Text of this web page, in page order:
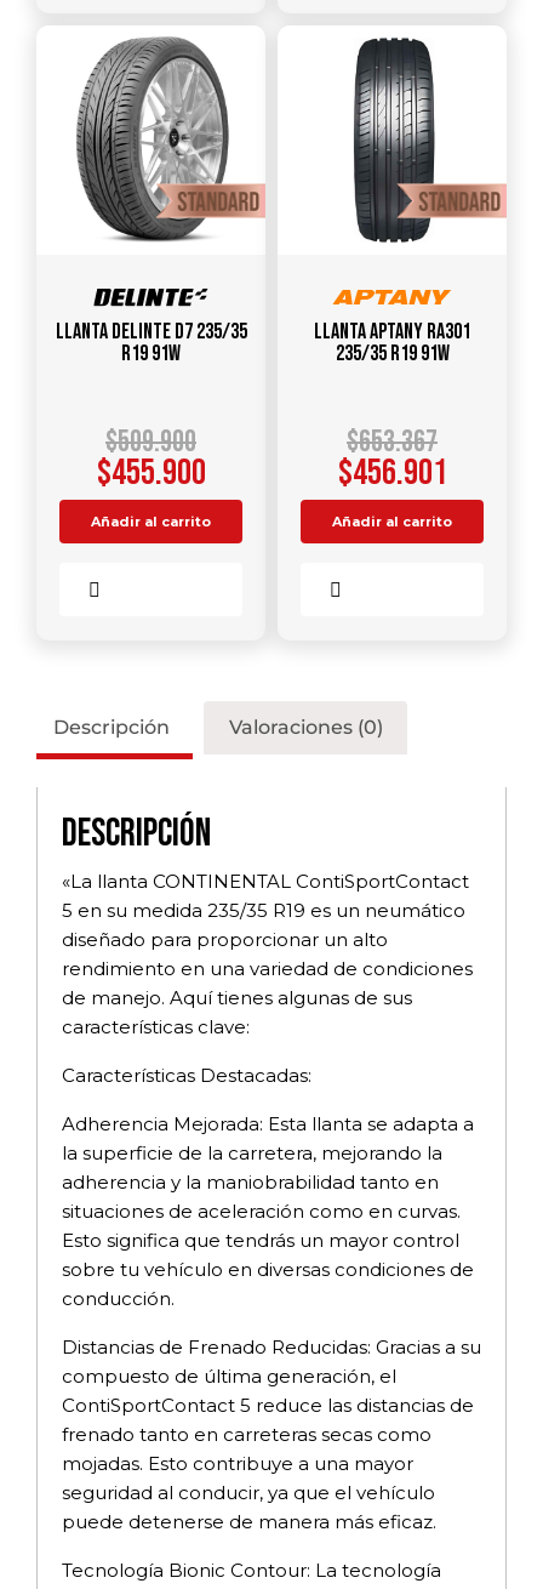
Llanta DELINTE D7 235/35
R19 91W
$509.900
$455.900
Añadir al carrito
Llanta APTANY RA301
235/35 R19 91W
$653.367
$456.901
Añadir al carrito
Descripción Valoraciones (0)
Descripción
«La llanta CONTINENTAL ContiSportContact
5 en su medida 235/35 R19 es un neumático
diseñado para proporcionar un alto
rendimiento en una variedad de condiciones
de manejo. Aquí tienes algunas de sus
características clave:
Características Destacadas:
Adherencia Mejorada: Esta llanta se adapta a
la superficie de la carretera, mejorando la
adherencia y la maniobrabilidad tanto en
situaciones de aceleración como en curvas.
Esto significa que tendrás un mayor control
sobre tu vehículo en diversas condiciones de
conducción.
Distancias de Frenado Reducidas: Gracias a su
compuesto de última generación, el
ContiSportContact 5 reduce las distancias de
frenado tanto en carreteras secas como
mojadas. Esto contribuye a una mayor
seguridad al conducir, ya que el vehículo
puede detenerse de manera más eficaz.
Tecnología Bionic Contour: La tecnología